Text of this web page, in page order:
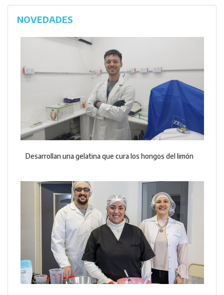
NOVEDADES
Desarrollan una gelatina que cura los hongos del limón